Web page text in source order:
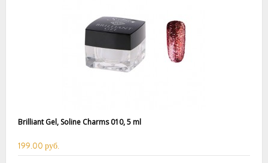
Brilliant Gel, Soline Charms 010, 5 ml
199.00 руб.